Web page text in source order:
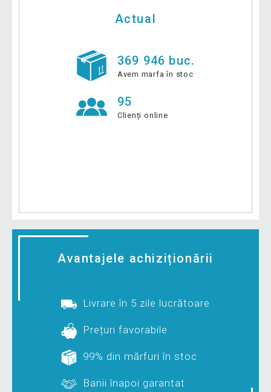
Actual
369 946 buc.
Avem marfa în stoc
95
Clienți online
Avantajele achiziționării
Livrare în 5 zile lucrătoare
Prețuri favorabile
99% din mărfuri în stoc
Banii înapoi garantat